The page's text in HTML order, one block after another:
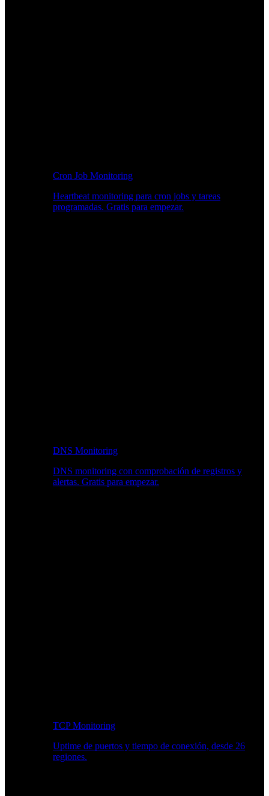
Cron Job Monitoring
Heartbeat monitoring para cron jobs y tareas
programadas. Gratis para empezar.
DNS Monitoring
DNS monitoring con comprobación de registros y
alertas. Gratis para empezar.
TCP Monitoring
Uptime de puertos y tiempo de conexión, desde 26
regiones.